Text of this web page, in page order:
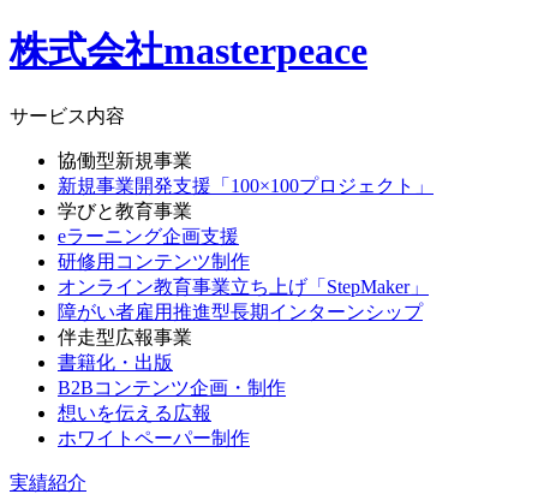
株式会社masterpeace
サービス内容
協働型新規事業
新規事業開発支援「100×100プロジェクト」
学びと教育事業
eラーニング企画支援
研修用コンテンツ制作
オンライン教育事業立ち上げ「StepMaker」
障がい者雇用推進型長期インターンシップ
伴走型広報事業
書籍化・出版
B2Bコンテンツ企画・制作
想いを伝える広報
ホワイトペーパー制作
実績紹介